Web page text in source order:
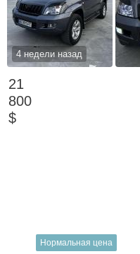
4 недели назад
21
800
$
Нормальная цена